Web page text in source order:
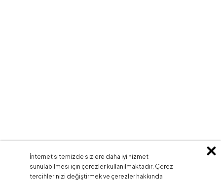
İnternet sitemizde sizlere daha iyi hizmet
sunulabilmesi için çerezler kullanılmaktadır. Çerez
tercihlerinizi değiştirmek ve çerezler hakkında